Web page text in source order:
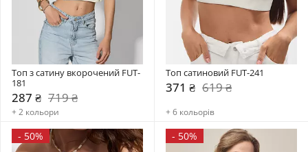
Топ з сатину вкорочений FUT-
181
287 ₴ 719 ₴
+ 2 кольори
Топ сатиновий FUT-241
371 ₴ 619 ₴
+ 6 кольорів
- 50% - 50%